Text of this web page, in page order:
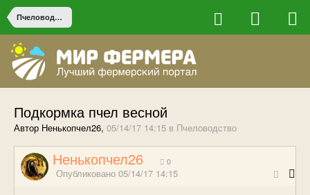
Пчеловодство
Подкормка пчел весной
Автор Ненькопчел26, 05/14/17 14:15 в Пчеловодство
Ненькопчел26 0
Опубликовано 05/14/17 14:15